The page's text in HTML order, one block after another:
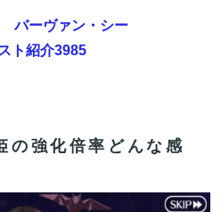
バーヴァン・シー
ト紹介3985
に使えたのかね実際
るぞ！」 日本の消防署を訪れ
ロメロに
の強化倍率どんな感